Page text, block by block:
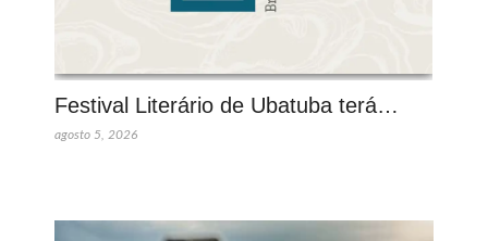
Festival Literário de Ubatuba terá…
agosto 5, 2026